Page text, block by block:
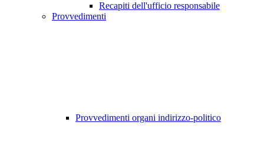
Recapiti dell'ufficio responsabile
Provvedimenti
Provvedimenti organi indirizzo-politico